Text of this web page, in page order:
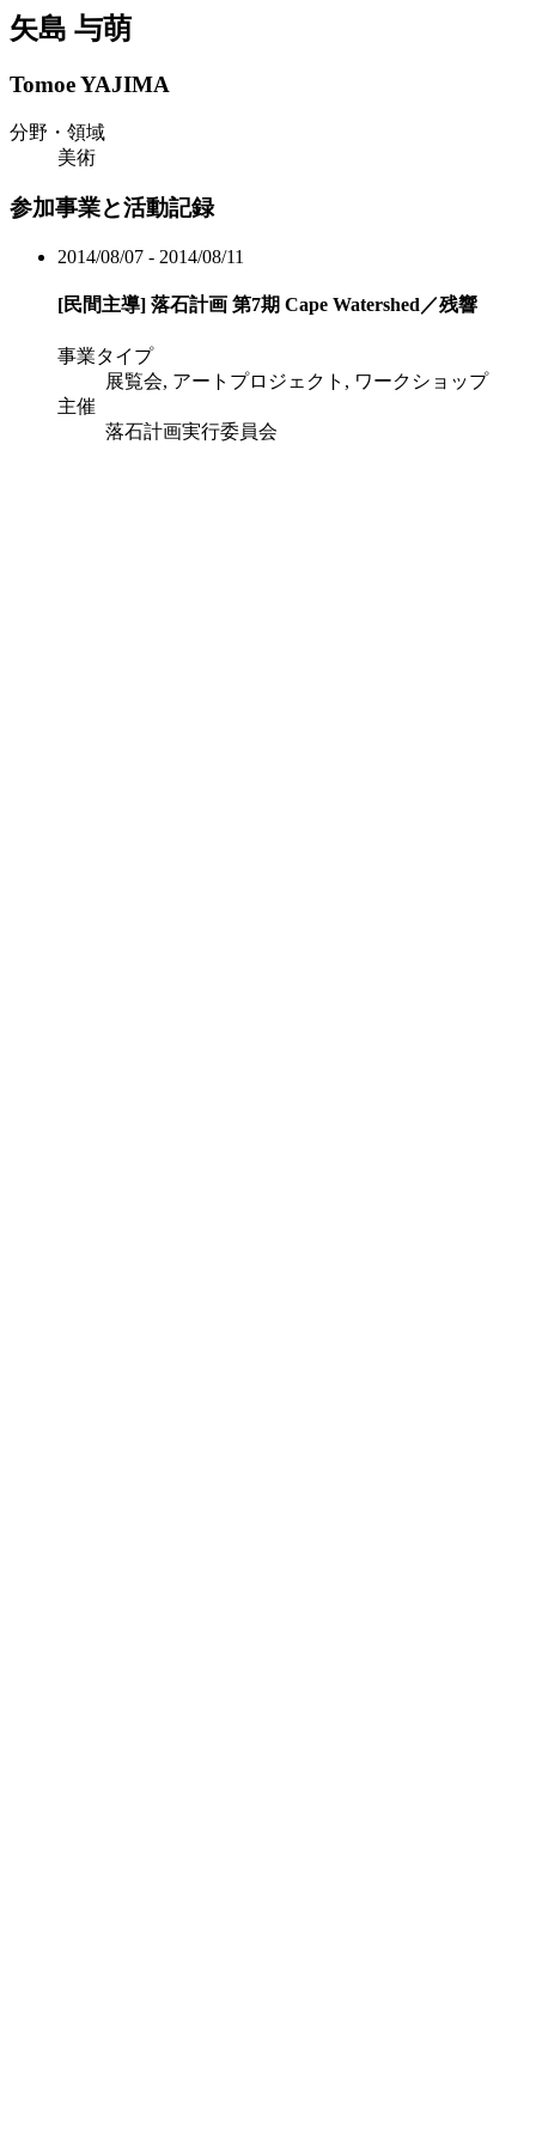
矢島 与萌
Tomoe YAJIMA
分野・領域
美術
参加事業と活動記録
2014/08/07 - 2014/08/11
[民間主導] 落石計画 第7期 Cape Watershed／残響
事業タイプ
展覧会, アートプロジェクト, ワークショップ
主催
落石計画実行委員会